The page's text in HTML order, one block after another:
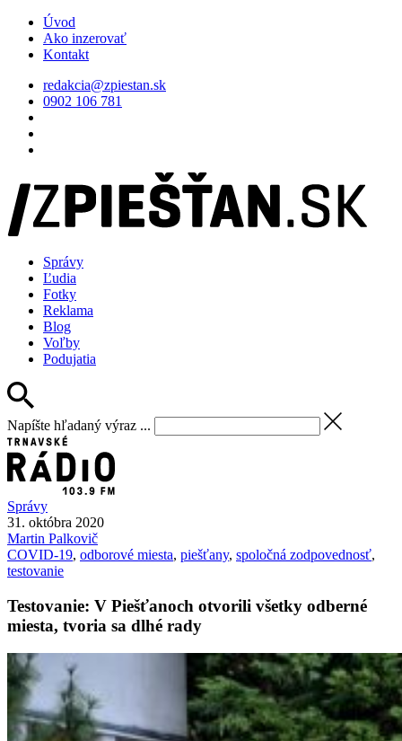
Úvod
Ako inzerovať
Kontakt
redakcia@zpiestan.sk
0902 106 781
Správy
Ľudia
Fotky
Reklama
Blog
Voľby
Podujatia
Napíšte hľadaný výraz ...
Správy
31. októbra 2020
Martin Palkovič
COVID-19, odborové miesta, piešťany, spoločná zodpovednosť,
testovanie
Testovanie: V Piešťanoch otvorili všetky odberné
miesta, tvoria sa dlhé rady